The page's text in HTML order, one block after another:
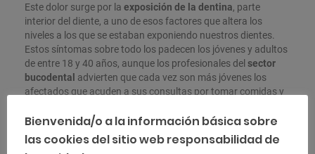
Este dolor surge por la exposición de la dentina, parte
interior del diente, a uno de esos factores que altera los
niveles a los que se estaban exponiendo nuestros dientes.
Estos síntomas sobre todo los padecen los jóvenes y adultos
de entre 18 y 40 años, aunque los profesionales del sector
bucodental advierten que cada vez son más jóvenes los
afectados que acuden a sus consultas por tomar comidas y
Seguir leyendo«Qué provoca la sensibilidad
Bienvenida/o a la información básica sobre
las cookies del sitio web responsabilidad de